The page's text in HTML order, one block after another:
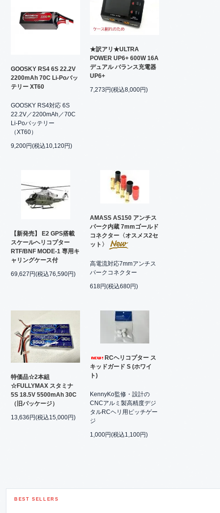
GOOSKY RS4 6S 22.2V
2200mAh 70C Li-Poバッ
テリー XT60
GOOSKY RS4対応 6S
22.2V／2200mAh／70C
Li-Poバッテリー
（XT60）
9,200円(税込10,120円)
★訳アリ★ULTRA
POWER UP6+ 600W 16A
デュアル バランス充電器
UP6+
7,273円(税込8,000円)
【新発売】 E2 GPS搭載
スケールヘリコプター
RTF/BNF MODE-1 専用キ
ャリングケース付
69,627円(税込76,590円)
AMASS AS150 アンチス
パーク内蔵 7mmゴールド
コネクター〈オスメス2セ
ット〉
高電流対応7mmアンチス
パークコネクター
618円(税込680円)
特価品☆2本組
☆FULLYMAX スタミナ
5S 18.5V 5500mAh 30C
（旧パッケージ）
13,636円(税込15,000円)
RCヘリコプター ス
キッドガード S (ホワイ
ト)
KennyKo監修・設計の
CNCアルミ製高精度デジ
タルRCヘリ用ピッチゲー
ジ
1,000円(税込1,100円)
BEST SELLERS